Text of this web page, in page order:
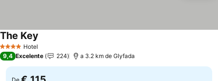
4 EstrelasHotel
The Key
9,4 Excelente 224 a 3.2 km de Glyfada
De